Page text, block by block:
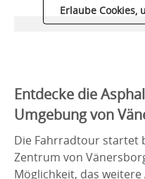
Erlaube Cookies,
Entdecke die
Umgebung von
Die Fahrradtour startet
Zentrum von
Möglichkeit, das